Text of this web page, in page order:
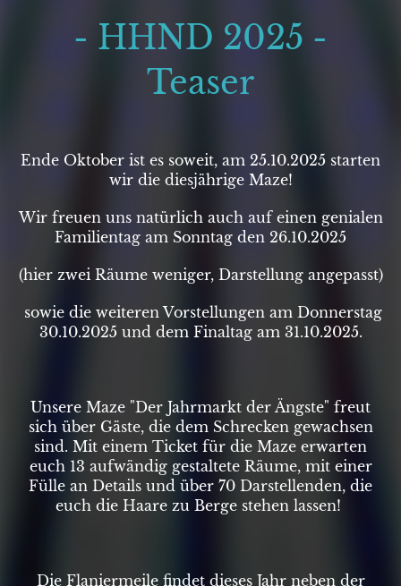
- HHND 2025 -
Teaser
Ende Oktober ist es soweit, am 25.10.2025 starten
wir die diesjährige Maze!
Wir freuen uns natürlich auch auf einen genialen
Familientag am Sonntag den 26.10.2025
(hier zwei Räume weniger, Darstellung angepasst)
sowie die weiteren Vorstellungen am Donnerstag
30.10.2025 und dem Finaltag am 31.10.2025.
Unsere Maze "Der Jahrmarkt der Ängste" freut
sich über Gäste, die dem Schrecken gewachsen
sind. Mit einem Ticket für die Maze erwarten
euch 13 aufwändig gestaltete Räume, mit einer
Fülle an Details und über 70 Darstellenden, die
euch die Haare zu Berge stehen lassen!
Die Flaniermeile findet dieses Jahr neben der